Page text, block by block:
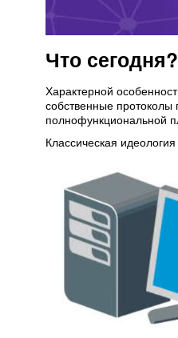
Что сегодня?
Характерной
собственные
полнофункциональной
Классическая